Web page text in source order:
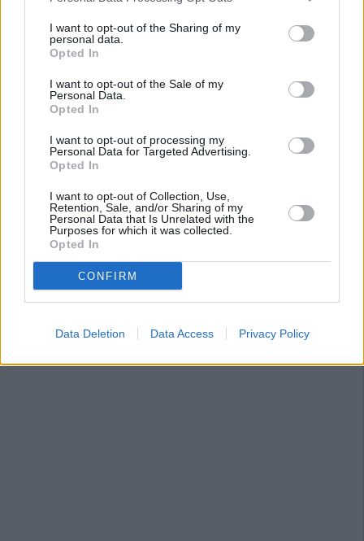
I want to opt-out of the Sharing of my
personal data.
Opted In
I want to opt-out of the Sale of my
Personal Data.
Opted In
I want to opt-out of processing my
Personal Data for Targeted Advertising.
Opted In
I want to opt-out of Collection, Use,
Retention, Sale, and/or Sharing of my
Personal Data that Is Unrelated with the
Purposes for which it was collected.
Opted In
CONFIRM
Data Deletion Data Access Privacy Policy
presidente de la Diputación Provincial, Francisco Reyes,
dio las gracias al Gobierno de Susana Díaz por sus
pagarlas los más débiles”. Repasó las medidas que tiene en
marcha la Diputación y ensalzó la labor de los mayores,
que son el pilar económico de muchos hogares. La entrega
de premios comenzó con la guitarra de Blas Mora y el
baile de María José Claverías y concluyó con un
pasodoble y el Andaluces de Jaén y el Himno de Andalucía
interpretado por el Coro del Centro de Participación
Activa de Bailén.